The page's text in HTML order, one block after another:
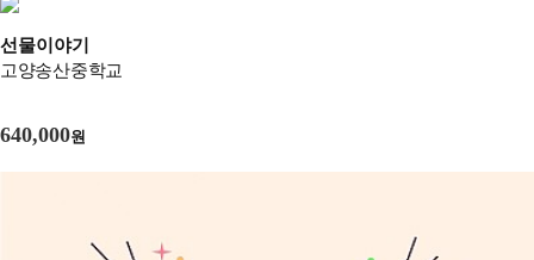
선물이야기
고양송산중학교
640,000원